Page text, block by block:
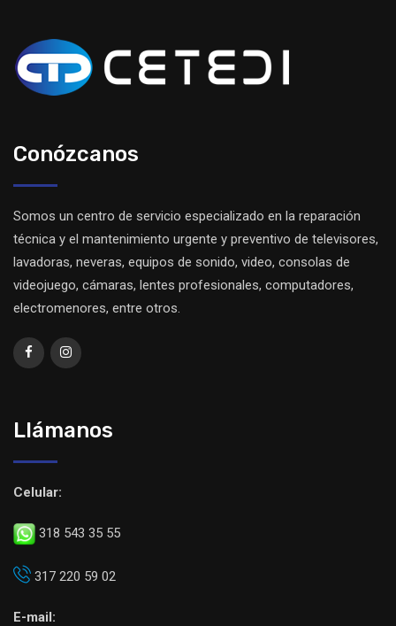
Conózcanos
Somos un centro de servicio especializado en la reparación
técnica y el mantenimiento urgente y preventivo de televisores,
lavadoras, neveras, equipos de sonido, video, consolas de
videojuego, cámaras, lentes profesionales, computadores,
electromenores, entre otros.
Llámanos
Celular:
318 543 35 55
317 220 59 02
E-mail: